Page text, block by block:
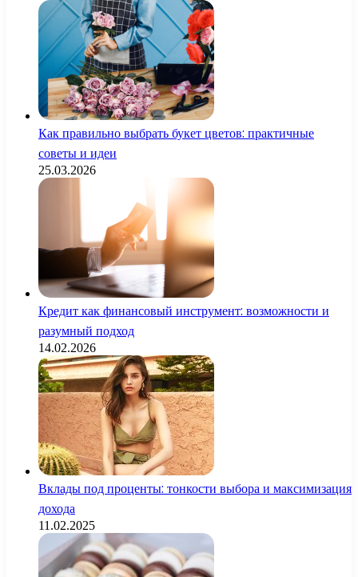
Как правильно выбрать букет цветов: практичные
советы и идеи
25.03.2026
Кредит как финансовый инструмент: возможности и
разумный подход
14.02.2026
Вклады под проценты: тонкости выбора и максимизация
дохода
11.02.2025